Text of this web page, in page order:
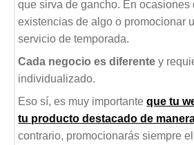
que sirva de gancho. En ocasiones
existencias de algo o promocionar
servicio de temporada.
Cada negocio es diferente y
individualizado.
Eso sí, es muy importanteque tu
tu producto destacado de
contrario, promocionarás siempre